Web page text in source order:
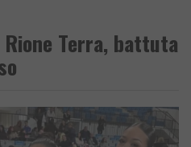
Terra, battuta